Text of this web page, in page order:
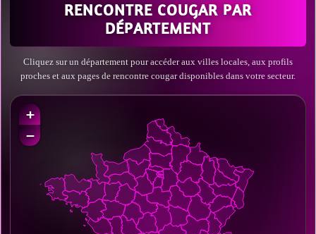
RENCONTRE COUGAR PAR
DÉPARTEMENT
Cliquez sur un département pour accéder aux villes locales, aux profils
proches et aux pages de rencontre cougar disponibles dans votre secteur.
+
−